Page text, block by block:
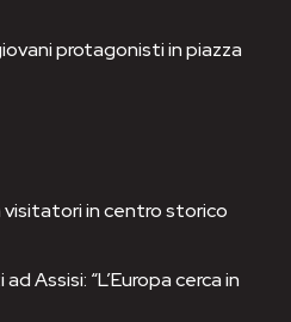
protagonisti in piazza
visitatori in centro storico
Assisi: “L’Europa cerca in